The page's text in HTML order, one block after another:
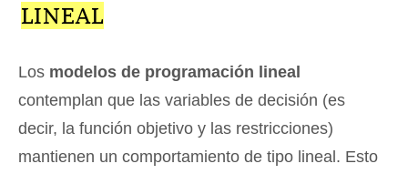
LINEAL
Los modelos de programación lineal
contemplan que las variables de decisión (es
decir, la función objetivo y las restricciones)
mantienen un comportamiento de tipo lineal. Esto